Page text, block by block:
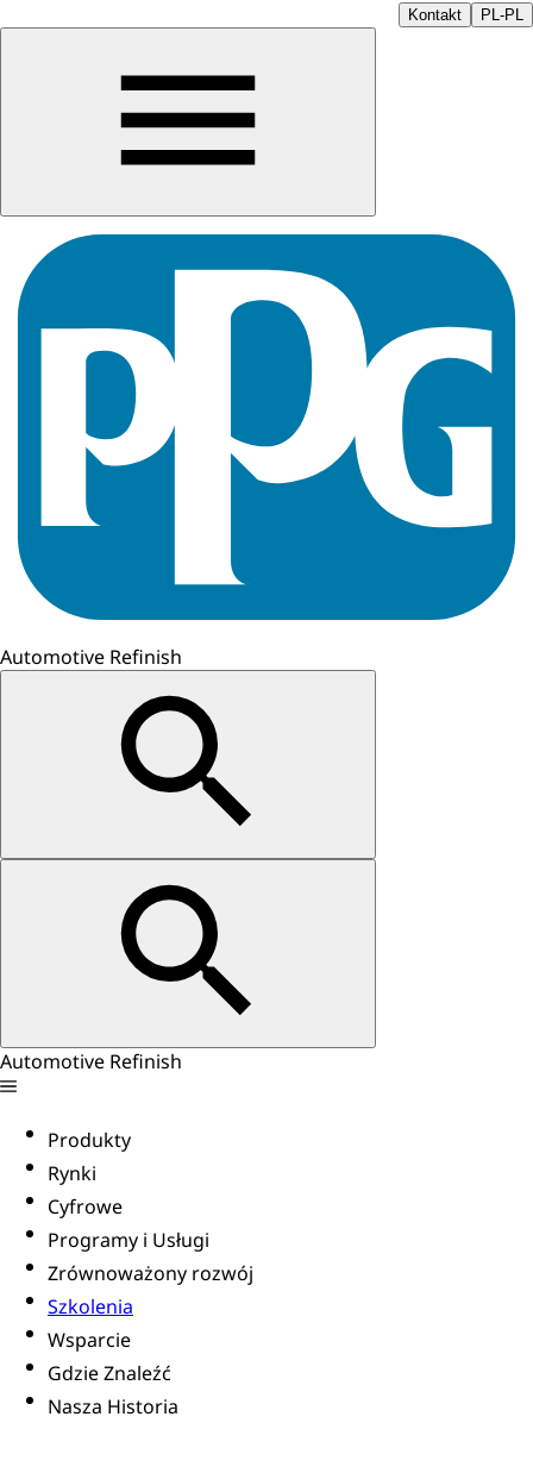
Kontakt PL-PL
Automotive Refinish
Automotive Refinish
Produkty
Rynki
Cyfrowe
Programy i Usługi
Zrównoważony rozwój
Szkolenia
Wsparcie
Gdzie Znaleźć
Nasza Historia